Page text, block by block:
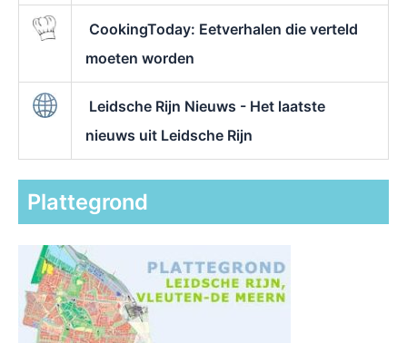
CookingToday: Eetverhalen die verteld
moeten worden
Leidsche Rijn Nieuws - Het laatste
nieuws uit Leidsche Rijn
Plattegrond